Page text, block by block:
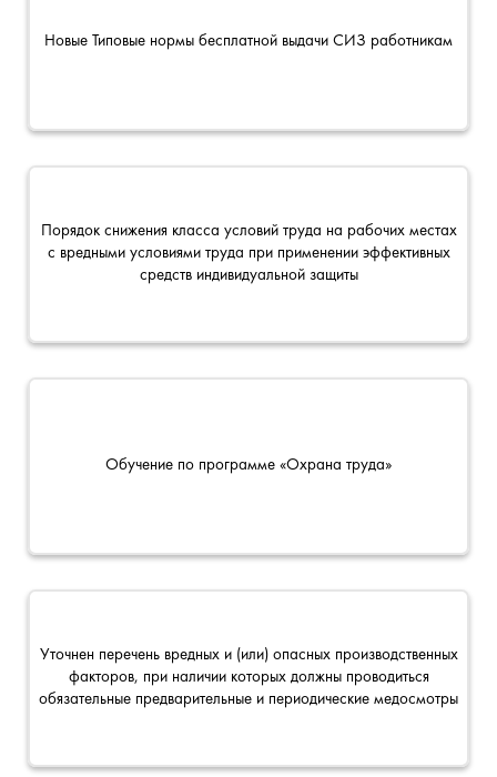
Новые Типовые нормы бесплатной выдачи СИЗ работникам
Порядок снижения класса условий труда на рабочих местах
с вредными условиями труда при применении эффективных
средств индивидуальной защиты
Обучение по программе «Охрана труда»
Уточнен перечень вредных и (или) опасных производственных
факторов, при наличии которых должны проводиться
обязательные предварительные и периодические медосмотры